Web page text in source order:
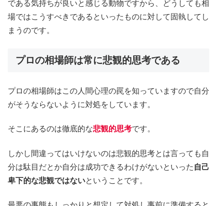
である気持ちが良いと感じる動物ですから、どうしても相
場ではこうすべきであるといったものに対して固執してし
まうのです。
プロの相場師は常に悲観的思考である
プロの相場師はこの人間心理の罠を知っていますので自分
がそうならないように対処をしています。
そこにあるのは徹底的な悲観的思考です。
しかし間違ってはいけないのは悲観的思考とは言っても自
分は駄目だとか自分は成功できるわけがないといった 自己
卑下的な悲観ではないということです。